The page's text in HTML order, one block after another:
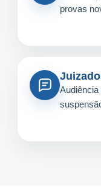
provas
Audiência